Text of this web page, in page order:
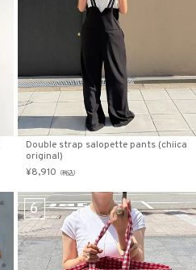
表示しない
検索
Double strap salopette pants (chiica
original)
¥8,910 （税込）